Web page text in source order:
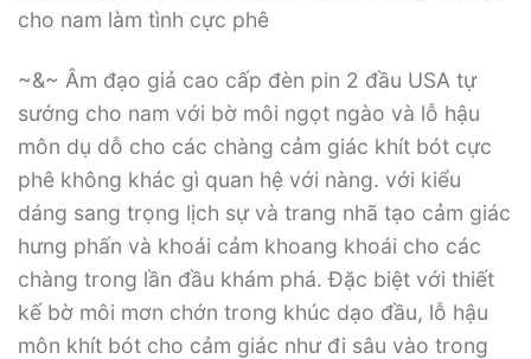
cho nam làm tình cực phê
~&~ Âm đạo giả cao cấp đèn pin 2 đầu USA tự
sướng cho nam với bờ môi ngọt ngào và lỗ hậu
môn dụ dỗ cho các chàng cảm giác khít bót cực
phê không khác gì quan hệ với nàng. với kiểu
dáng sang trọng lịch sự và trang nhã tạo cảm giác
hưng phấn và khoái cảm khoang khoái cho các
chàng trong lần đầu khám phá. Đặc biệt với thiết
kế bờ môi mơn chớn trong khúc dạo đầu, lỗ hậu
môn khít bót cho cảm giác như đi sâu vào trong